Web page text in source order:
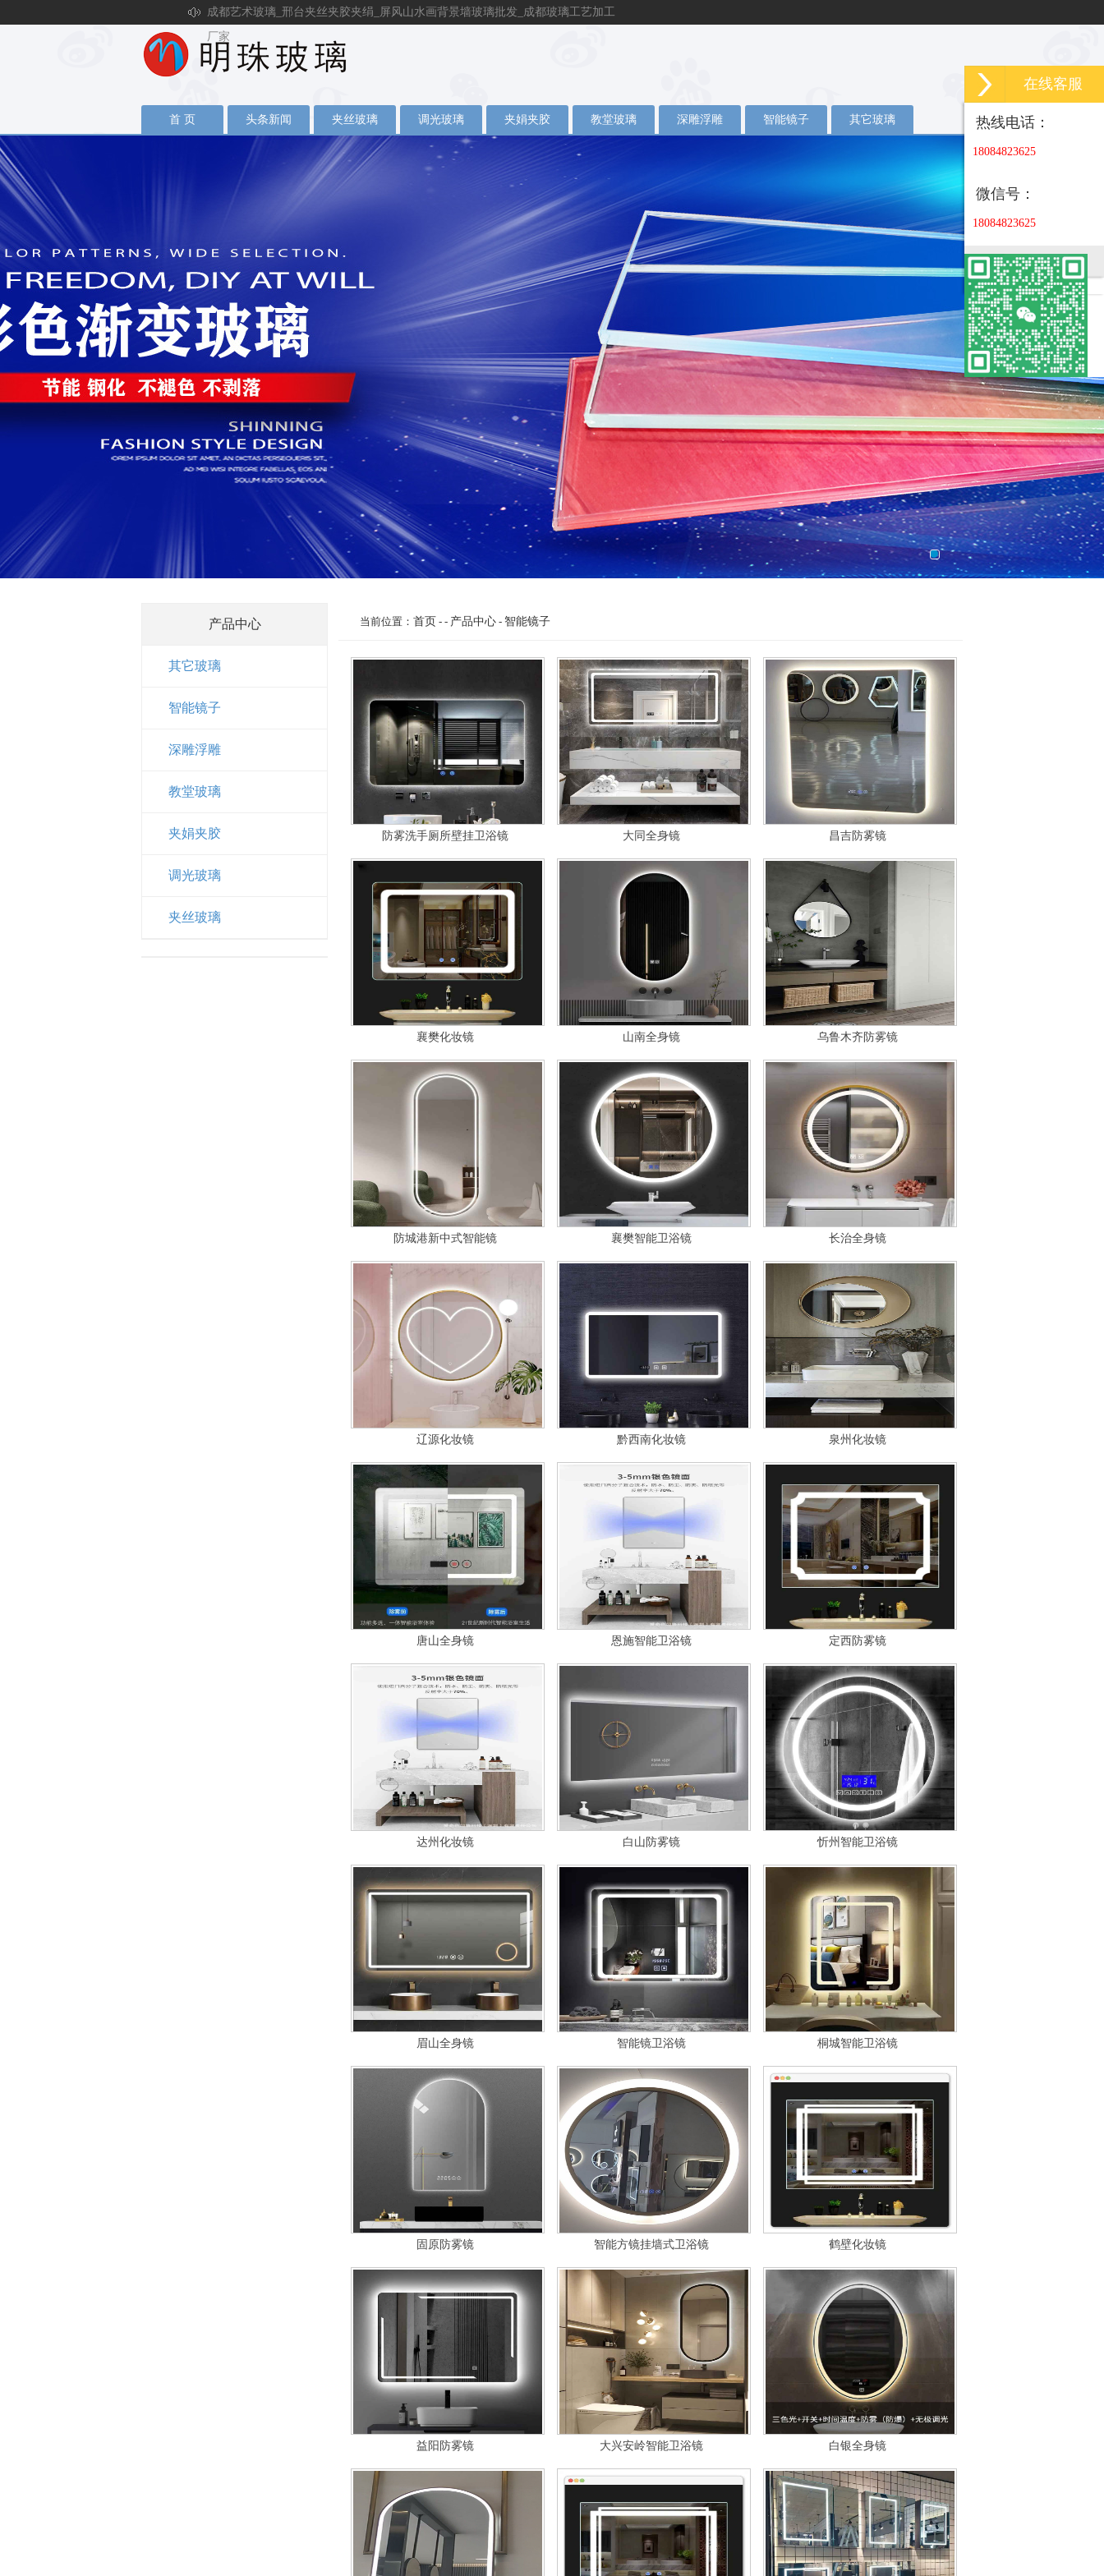
成都艺术玻璃_邢台夹丝夹胶夹绢_屏风山水画背景墙玻璃批发_成都玻璃工艺加工
厂家
首 页 头条新闻 夹丝玻璃 调光玻璃 夹娟夹胶 教堂玻璃 深雕浮雕 智能镜子 其它玻璃
产品中心
其它玻璃
智能镜子
深雕浮雕
教堂玻璃
夹娟夹胶
调光玻璃
夹丝玻璃
当前位置： 首页 - - 产品中心 - 智能镜子
防雾洗手厕所壁挂卫浴镜 大同全身镜 昌吉防雾镜
襄樊化妆镜 山南全身镜 乌鲁木齐防雾镜
防城港新中式智能镜 襄樊智能卫浴镜 长治全身镜
辽源化妆镜 黔西南化妆镜 泉州化妆镜
唐山全身镜 恩施智能卫浴镜 定西防雾镜
达州化妆镜 白山防雾镜 忻州智能卫浴镜
眉山全身镜 智能镜卫浴镜 桐城智能卫浴镜
固原防雾镜 智能方镜挂墙式卫浴镜 鹤壁化妆镜
益阳防雾镜 大兴安岭智能卫浴镜 白银全身镜
在线客服
热线电话：
18084823625
微信号：
18084823625